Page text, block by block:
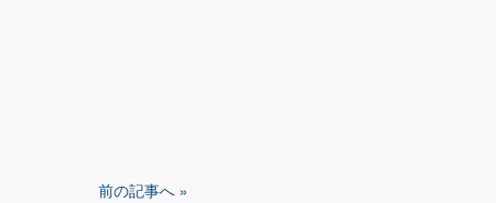
前の記事へ »